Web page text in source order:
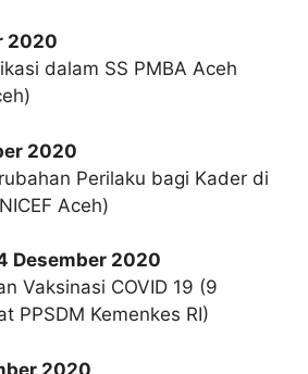
2020
dalam SS PMBA Aceh
2020
Perilaku bagi Kader di
Aceh)
Desember 2020
Vaksinasi COVID 19 (9
PPSDM Kemenkes RI)
2020